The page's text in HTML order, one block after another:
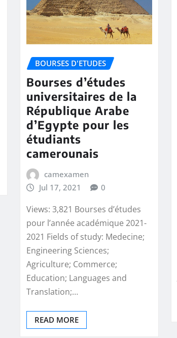
BOURSES D'ETUDES
Bourses d’études
universitaires de la
République Arabe
d’Egypte pour les
étudiants
camerounais
camexamen
Jul 17, 2021
0
Views: 3,821 Bourses d’études
pour l’année académique 2021-
2021 Fields of study: Medecine;
Engineering Sciences;
Agriculture; Commerce;
Education; Languages and
Translation;…
READ MORE